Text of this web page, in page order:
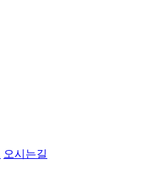
오시는길